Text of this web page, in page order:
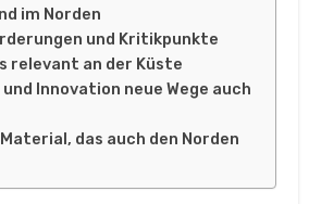
im Norden
und Kritikpunkte
relevant an der Küste
Innovation neue Wege auch
das auch den Norden